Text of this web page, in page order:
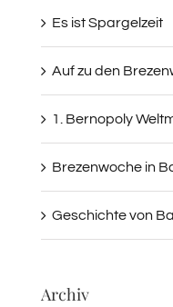
Es ist Spargelzeit
Auf zu den
1. Bernopoly
Brezenwoche in
Geschichte von
Archiv